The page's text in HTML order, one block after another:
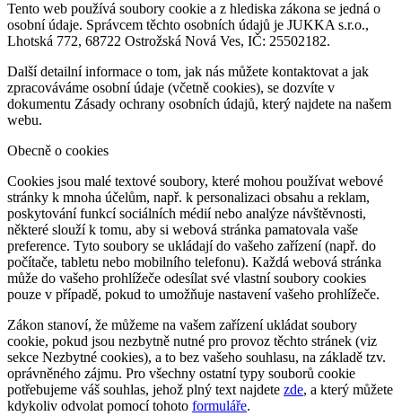
Tento web používá soubory cookie a z hlediska zákona se jedná o
osobní údaje. Správcem těchto osobních údajů je JUKKA s.r.o.,
Lhotská 772, 68722 Ostrožská Nová Ves, IČ: 25502182.
Další detailní informace o tom, jak nás můžete kontaktovat a jak
zpracováváme osobní údaje (včetně cookies), se dozvíte v
dokumentu Zásady ochrany osobních údajů, který najdete na našem
webu.
Obecně o cookies
Cookies jsou malé textové soubory, které mohou používat webové
stránky k mnoha účelům, např. k personalizaci obsahu a reklam,
poskytování funkcí sociálních médií nebo analýze návštěvnosti,
některé slouží k tomu, aby si webová stránka pamatovala vaše
preference. Tyto soubory se ukládají do vašeho zařízení (např. do
počítače, tabletu nebo mobilního telefonu). Každá webová stránka
může do vašeho prohlížeče odesílat své vlastní soubory cookies
pouze v případě, pokud to umožňuje nastavení vašeho prohlížeče.
Zákon stanoví, že můžeme na vašem zařízení ukládat soubory
cookie, pokud jsou nezbytně nutné pro provoz těchto stránek (viz
sekce Nezbytné cookies), a to bez vašeho souhlasu, na základě tzv.
oprávněného zájmu. Pro všechny ostatní typy souborů cookie
potřebujeme váš souhlas, jehož plný text najdete zde, a který můžete
kdykoliv odvolat pomocí tohoto formuláře.